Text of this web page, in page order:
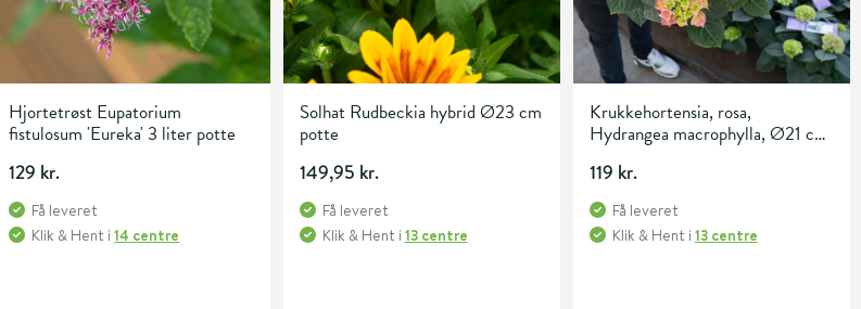
Hjortetrøst Eupatorium
fistulosum 'Eureka' 3 liter potte
129 kr.
Få leveret
Klik & Hent i14 centre
Solhat Rudbeckia hybrid Ø23 cm
potte
149,95 kr.
Få leveret
Klik & Hent i 13 centre
Krukkehortensia, rosa,
Hydrangea macrophylla, Ø21 cm
119 kr.
Få leveret
Klik & Hent i 13 centre